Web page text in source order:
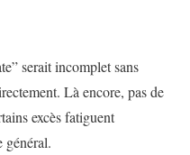
serait incomplet sans
Là encore, pas de
excès fatiguent
général.